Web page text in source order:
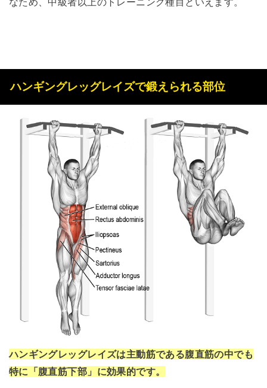
ハンギングレッグレイズで鍛えられる部位
ハンギングレッグレイズは主動筋である腹直筋の中でも
特に「腹直筋下部」に効果的です。